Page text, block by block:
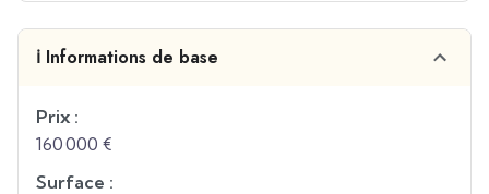
ℹ️ Informations de base
Prix :
160 000 €
Surface :